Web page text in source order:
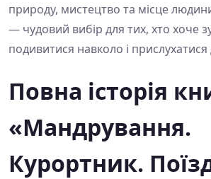
природу, мистецтво та місце людини
— чудовий вибір для тих, хто хоче
подивитися навколо і прислухатися
Повна історія
«Мандрування.
Курортник.